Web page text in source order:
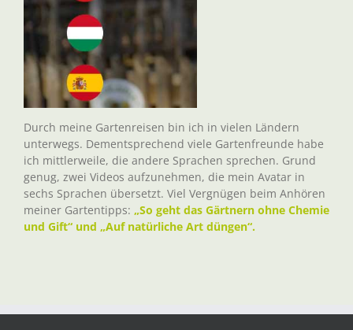
Durch meine Gartenreisen bin ich in vielen Ländern
unterwegs. Dementsprechend viele Gartenfreunde habe
ich mittlerweile, die andere Sprachen sprechen. Grund
genug, zwei Videos aufzunehmen, die mein Avatar in
sechs Sprachen übersetzt. Viel Vergnügen beim Anhören
meiner Gartentipps: „So geht das Gärtnern ohne Chemie
und Gift“ und „Auf natürliche Art düngen“.